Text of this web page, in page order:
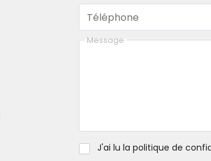
Téléphone
Message
J'ai lu la politique de